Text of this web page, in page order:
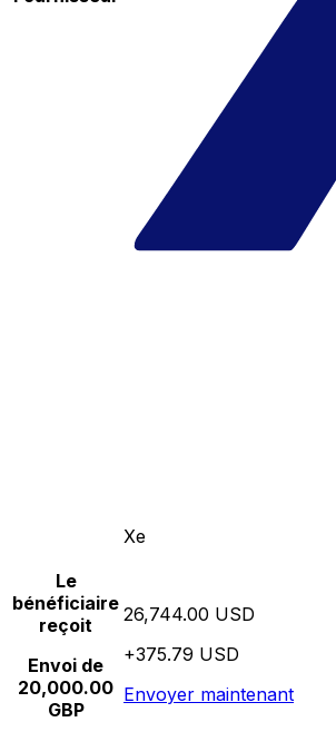
Xe
Le
bénéficiaire
reçoit
Envoi de
20,000.00
GBP
26,744.00 USD
+375.79 USD
Envoyer maintenant